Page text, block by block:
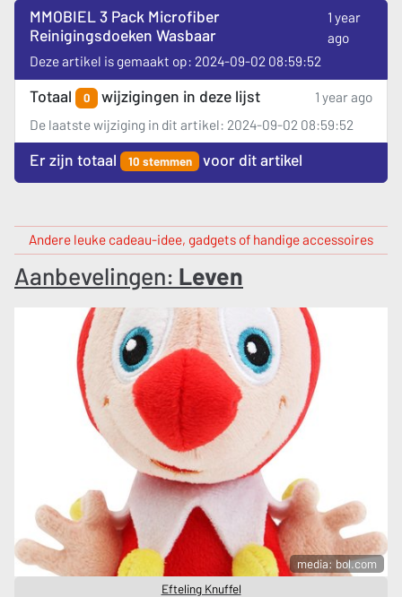
MMOBIEL 3 Pack Microfiber
Reinigingsdoeken Wasbaar
1 year
ago
Deze artikel is gemaakt op: 2024-09-02 08:59:52
Totaal 0 wijzigingen in deze lijst
1 year ago
De laatste wijziging in dit artikel: 2024-09-02 08:59:52
Er zijn totaal 10 stemmen voor dit artikel
Andere leuke cadeau-idee, gadgets of handige accessoires
Aanbevelingen: Leven
media: bol.com
Efteling Knuffel